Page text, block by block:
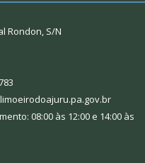
Rondon, S/N
08:00 às 12:00 e 14:00 às